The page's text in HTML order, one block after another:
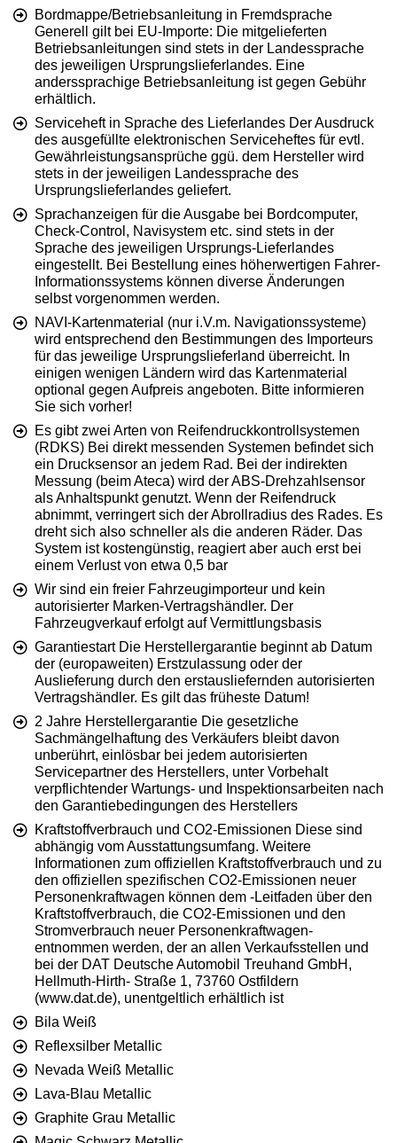
Bordmappe/Betriebsanleitung in Fremdsprache
Generell gilt bei EU-Importe: Die mitgelieferten
Betriebsanleitungen sind stets in der Landessprache
des jeweiligen Ursprungslieferlandes. Eine
anderssprachige Betriebsanleitung ist gegen Gebühr
erhältlich.
Serviceheft in Sprache des Lieferlandes Der Ausdruck
des ausgefüllte elektronischen Serviceheftes für evtl.
Gewährleistungsansprüche ggü. dem Hersteller wird
stets in der jeweiligen Landessprache des
Ursprungslieferlandes geliefert.
Sprachanzeigen für die Ausgabe bei Bordcomputer,
Check-Control, Navisystem etc. sind stets in der
Sprache des jeweiligen Ursprungs-Lieferlandes
eingestellt. Bei Bestellung eines höherwertigen Fahrer-
Informationssystems können diverse Änderungen
selbst vorgenommen werden.
NAVI-Kartenmaterial (nur i.V.m. Navigationssysteme)
wird entsprechend den Bestimmungen des Importeurs
für das jeweilige Ursprungslieferland überreicht. In
einigen wenigen Ländern wird das Kartenmaterial
optional gegen Aufpreis angeboten. Bitte informieren
Sie sich vorher!
Es gibt zwei Arten von Reifendruckkontrollsystemen
(RDKS) Bei direkt messenden Systemen befindet sich
ein Drucksensor an jedem Rad. Bei der indirekten
Messung (beim Ateca) wird der ABS-Drehzahlsensor
als Anhaltspunkt genutzt. Wenn der Reifendruck
abnimmt, verringert sich der Abrollradius des Rades. Es
dreht sich also schneller als die anderen Räder. Das
System ist kostengünstig, reagiert aber auch erst bei
einem Verlust von etwa 0,5 bar
Wir sind ein freier Fahrzeugimporteur und kein
autorisierter Marken-Vertragshändler. Der
Fahrzeugverkauf erfolgt auf Vermittlungsbasis
Garantiestart Die Herstellergarantie beginnt ab Datum
der (europaweiten) Erstzulassung oder der
Auslieferung durch den erstausliefernden autorisierten
Vertragshändler. Es gilt das früheste Datum!
2 Jahre Herstellergarantie Die gesetzliche
Sachmängelhaftung des Verkäufers bleibt davon
unberührt, einlösbar bei jedem autorisierten
Servicepartner des Herstellers, unter Vorbehalt
verpflichtender Wartungs- und Inspektionsarbeiten nach
den Garantiebedingungen des Herstellers
Kraftstoffverbrauch und CO2-Emissionen Diese sind
abhängig vom Ausstattungsumfang. Weitere
Informationen zum offiziellen Kraftstoffverbrauch und zu
den offiziellen spezifischen CO2-Emissionen neuer
Personenkraftwagen können dem -Leitfaden über den
Kraftstoffverbrauch, die CO2-Emissionen und den
Stromverbrauch neuer Personenkraftwagen-
entnommen werden, der an allen Verkaufsstellen und
bei der DAT Deutsche Automobil Treuhand GmbH,
Hellmuth-Hirth- Straße 1, 73760 Ostfildern
(www.dat.de), unentgeltlich erhältlich ist
Bila Weiß
Reflexsilber Metallic
Nevada Weiß Metallic
Lava-Blau Metallic
Graphite Grau Metallic